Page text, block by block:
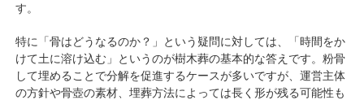
す。
特に「骨はどうなるのか？」という疑問に対しては、「時間をか
けて土に溶け込む」というのが樹木葬の基本的な答えです。粉骨
して埋めることで分解を促進するケースが多いですが、運営主体
の方針や骨壺の素材、埋葬方法によっては長く形が残る可能性も